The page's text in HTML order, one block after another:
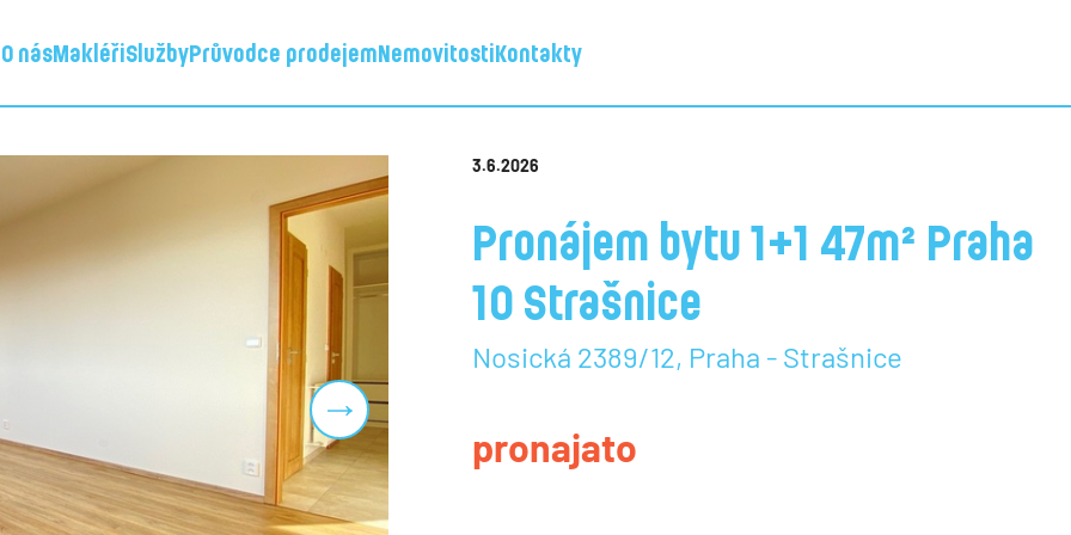
O násMakléřiSlužbyPrůvodce prodejemNemovitostiKontakty
3.6.2026
Pronájem bytu 1+1 47m² Praha
10 Strašnice
Nosická 2389/12, Praha - Strašnice
pronajato
Next